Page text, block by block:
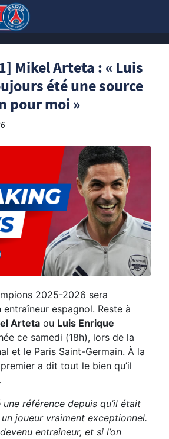
Mikel Arteta : « Luis
été une source
pour moi »
2025-2026 sera
espagnol. Reste à
Arteta ou Luis Enrique
ce samedi (18h), lors de la
et le Paris Saint-Germain. À la
a dit tout le bien qu’il
référence depuis qu’il était
un joueur vraiment exceptionnel.
entraîneur, et si l’on